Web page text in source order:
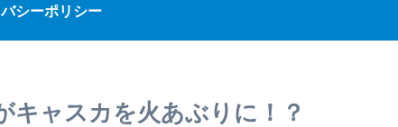
シーポリシー
キャスカを火あぶりに！？